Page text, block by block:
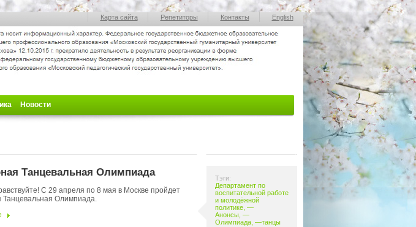
Карта сайта Репетиторы Контакты English
Новости
Тэги:
Департамент по
воспитательной работе
и молодёжной
политике, —
Анонсы, —
Олимпиада, —танцы
Танцевальная Олимпиада
С 29 апреля по 8 мая в Москве пройдет
Танцевальная Олимпиада.